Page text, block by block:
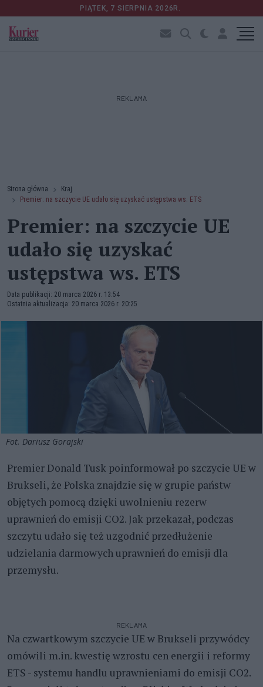
PIĄTEK, 7 SIERPNIA 2026R.
REKLAMA
Strona główna
Kraj
Premier: na szczycie UE udało się uzyskać ustępstwa ws. ETS
Premier: na szczycie UE
udało się uzyskać
ustępstwa ws. ETS
Data publikacji: 20 marca 2026 r. 13:54
Ostatnia aktualizacja: 20 marca 2026 r. 20:25
Fot. Dariusz Gorajski
Premier Donald Tusk poinformował po szczycie UE w
Brukseli, że Polska znajdzie się w grupie państw
objętych pomocą dzięki uwolnieniu rezerw
uprawnień do emisji CO2. Jak przekazał, podczas
szczytu udało się też uzgodnić przedłużenie
udzielania darmowych uprawnień do emisji dla
przemysłu.
REKLAMA
Na czwartkowym szczycie UE w Brukseli przywódcy
omówili m.in. kwestię wzrostu cen energii i reformy
ETS - systemu handlu uprawnieniami do emisji CO2.